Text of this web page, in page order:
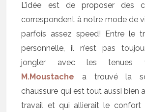
L’idée est de proposer des
correspondent à notre mode de
parfois assez speed! Entre le
personnelle, il n’est pas
jongler avec les tenues
M.Moustache a trouvé la
chaussure qui est tout aussi bien
travail et qui allierait le confort